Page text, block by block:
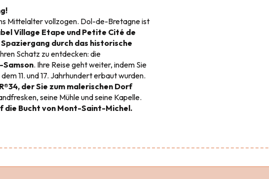
Mittelalter vollzogen. Dol-de-Bretagne ist
Village Etape und Petite Cité de
Spaziergang durch das historische
Schatz zu entdecken: die
. Ihre Reise geht weiter, indem Sie
11. und 17. Jahrhundert erbaut wurden.
der Sie zum malerischen Dorf
seine Mühle und seine Kapelle.
die Bucht von Mont-Saint-Michel.